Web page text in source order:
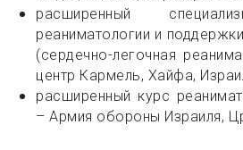
расширенный
реаниматологии и
(сердечно-легочная
центр Кармель, Хайфа,
расширенный курс
– Армия обороны Израиля,